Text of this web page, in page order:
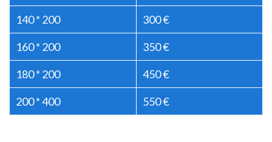
140 * 200 300 €
160 * 200 350 €
180 * 200 450 €
200 * 400 550 €